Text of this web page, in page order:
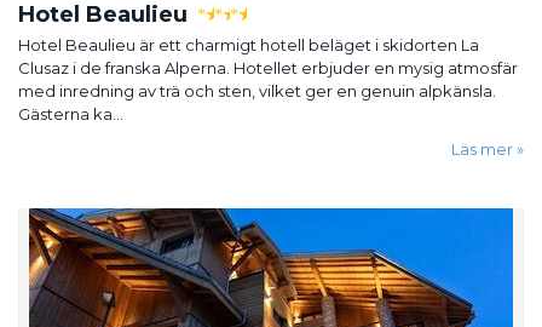
Hotel Beaulieu ★★★
Hotel Beaulieu är ett charmigt hotell beläget i skidorten La
Clusaz i de franska Alperna. Hotellet erbjuder en mysig atmosfär
med inredning av trä och sten, vilket ger en genuin alpkänsla.
Gästerna ka...
Läs mer